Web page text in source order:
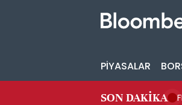
PİYASALAR
SON DAKİKA